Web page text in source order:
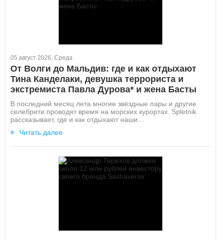
05 август 2026, Среда
От Волги до Мальдив: где и как отдыхают
Тина Канделаки, девушка террориста и
экстремиста Павла Дурова* и жена Басты
В последний месяц лета многие звёздные пары и другие
селебрити проводят время на морских курортах. Spletnik
рассказывает, где и как отдыхают наши...
Читать далее